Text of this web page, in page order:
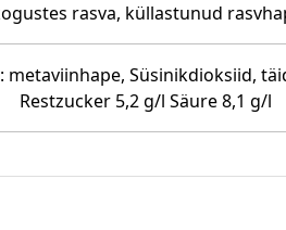
rasva, küllastunud
Süsinikdioksiid,
Restzucker 5,2 g/l Säure 8,1 g/l